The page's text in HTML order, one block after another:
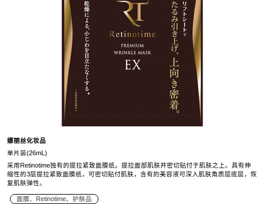
娜丽丝化妆品
单片装(26mL)
采用Retinotime独有的提拉紧致面膜纸。提拉面部肌肤并密切贴付于肌肤之上。具有伸
缩性的3层提拉紧致面膜纸，可密切贴付肌肤，含有的美容液可深入肌肤角质层底层，恢
复肌肤弹性。
面膜、Retinotime、护肤品